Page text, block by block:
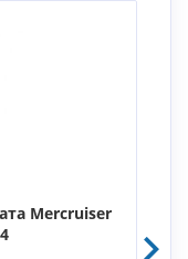
Mercruiser